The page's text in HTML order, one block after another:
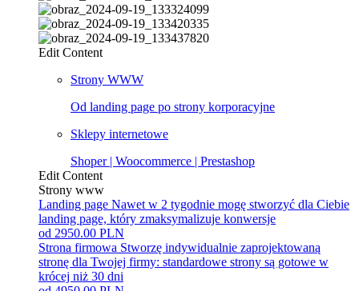
Edit Content
Strony WWW
Od landing page po strony korporacyjne
Sklepy internetowe
Shoper | Woocommerce | Prestashop
Edit Content
Strony www
Landing page Nawet w 2 tygodnie mogę stworzyć dla Ciebie
landing page, który zmaksymalizuje konwersje
od 2950.00 PLN
Strona firmowa Stworzę indywidualnie zaprojektowaną
stronę dla Twojej firmy: standardowe strony są gotowe w
krócej niż 30 dni